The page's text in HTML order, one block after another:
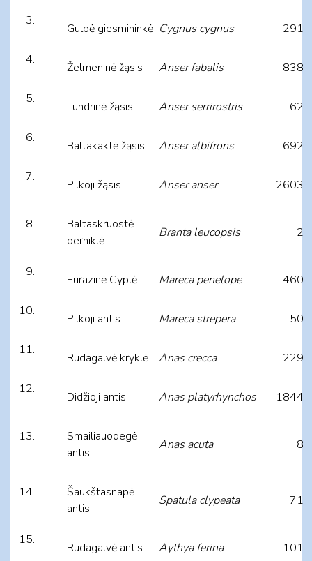
Gulbė giesmininkė Cygnus cygnus 291
Želmeninė žąsis Anser fabalis 838
Tundrinė žąsis Anser serrirostris 62
Baltakaktė žąsis Anser albifrons 692
Pilkoji žąsis Anser anser 2603
Baltaskruostė
berniklė
Branta leucopsis 2
Eurazinė Cyplė Mareca penelope 460
Pilkoji antis Mareca strepera 50
Rudagalvė kryklė Anas crecca 229
Didžioji antis Anas platyrhynchos 1844
Smailiauodegė
antis
Anas acuta 8
Šaukštasnapė
antis
Spatula clypeata 71
Rudagalvė antis Aythya ferina 101